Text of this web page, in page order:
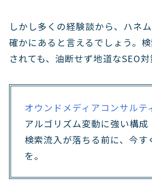
しかし多くの経験談から、ハネ
確かにあると言えるでしょう。
されても、油断せず地道なSEO対
オウンドメディアコンサルテ
アルゴリズム変動に強い構成
検索流入が落ちる前に、今す
を。